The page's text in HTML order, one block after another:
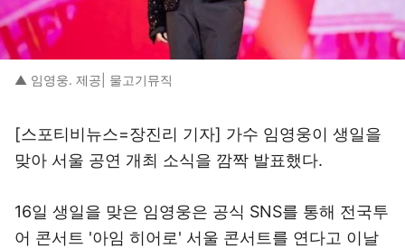
▲ 임영웅. 제공| 물고기뮤직
[스포티비뉴스=장진리 기자] 가수 임영웅이 생일을
맞아 서울 공연 개최 소식을 깜짝 발표했다.
16일 생일을 맞은 임영웅은 공식 SNS를 통해 전국투
어 콘서트 '아임 히어로' 서울 콘서트를 연다고 이날